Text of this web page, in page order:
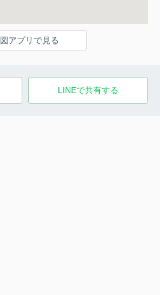
アプリで見る
LINEで共有する